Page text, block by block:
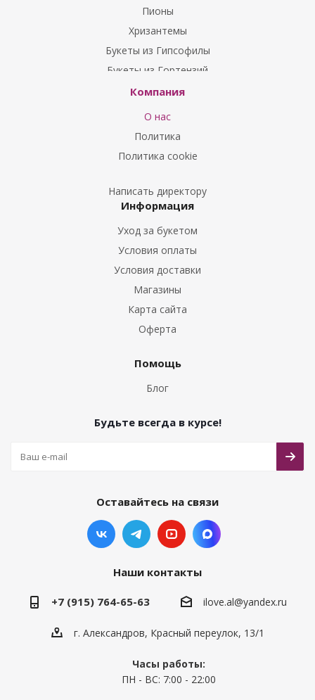
Пионы
Хризантемы
Букеты из Гипсофилы
Букеты из Гортензий
Букеты из Ирисов
Букеты из Эустом
Букеты из Гладиолусов
Букеты из Тюльпанов
Компания
О нас
Политика
Политика cookie
Написать директору
Информация
Уход за букетом
Условия оплаты
Условия доставки
Магазины
Карта сайта
Оферта
Помощь
Блог
Будьте всегда в курсе!
Оставайтесь на связи
Наши контакты
+7 (915) 764-65-63 ilove.al@yandex.ru
г. Александров, Красный переулок, 13/1
Часы работы:
ПН - ВС: 7:00 - 22:00